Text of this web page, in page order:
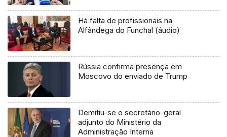
Há falta de profissionais na
Alfândega do Funchal (áudio)
Rússia confirma presença em
Moscovo do enviado de Trump
Demitiu-se o secretário-geral
adjunto do Ministério da
Administração Interna